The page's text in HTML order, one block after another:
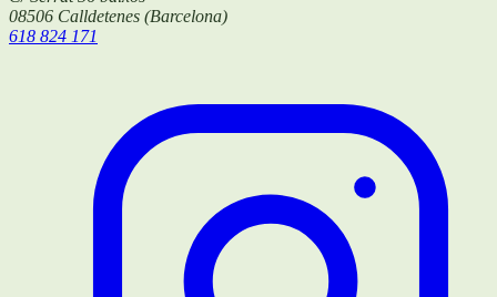
08506 Calldetenes (Barcelona)
618 824 171